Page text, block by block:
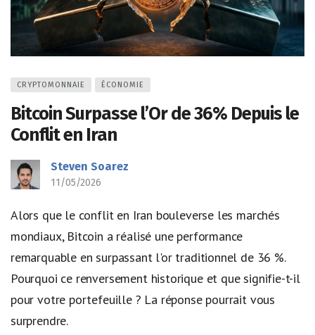
CRYPTOMONNAIE ÉCONOMIE
Bitcoin Surpasse l’Or de 36% Depuis le
Conflit en Iran
Steven Soarez
11/05/2026
Alors que le conflit en Iran bouleverse les marchés
mondiaux, Bitcoin a réalisé une performance
remarquable en surpassant l'or traditionnel de 36 %.
Pourquoi ce renversement historique et que signifie-t-il
pour votre portefeuille ? La réponse pourrait vous
surprendre.